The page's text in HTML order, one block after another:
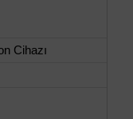
Cihazı